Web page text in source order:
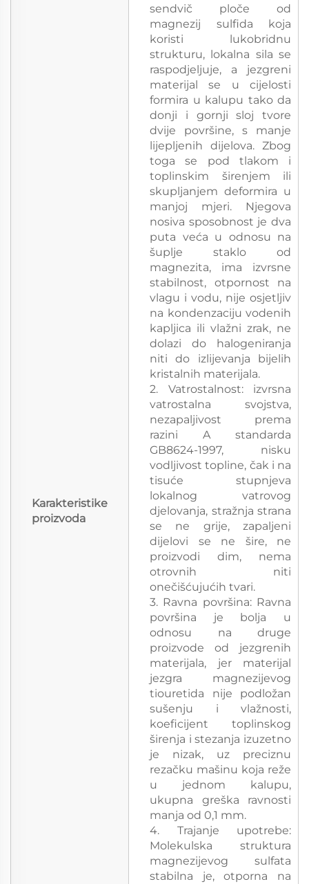
Karakteristike
proizvoda
sendvič ploče od
magnezij sulfida koja
koristi lukobridnu
strukturu, lokalna sila se
raspodjeljuje, a jezgreni
materijal se u cijelosti
formira u kalupu tako da
donji i gornji sloj tvore
dvije površine, s manje
lijepljenih dijelova. Zbog
toga se pod tlakom i
toplinskim širenjem ili
skupljanjem deformira u
manjoj mjeri. Njegova
nosiva sposobnost je dva
puta veća u odnosu na
šuplje staklo od
magnezita, ima izvrsne
stabilnost, otpornost na
vlagu i vodu, nije osjetljiv
na kondenzaciju vodenih
kapljica ili vlažni zrak, ne
dolazi do halogeniranja
niti do izlijevanja bijelih
kristalnih materijala.
2. Vatrostalnost: izvrsna
vatrostalna svojstva,
nezapaljivost prema
razini A standarda
GB8624-1997, nisku
vodljivost topline, čak i na
tisuće stupnjeva
lokalnog vatrovog
djelovanja, stražnja strana
se ne grije, zapaljeni
dijelovi se ne šire, ne
proizvodi dim, nema
otrovnih niti
onečišćujućih tvari.
3. Ravna površina: Ravna
površina je bolja u
odnosu na druge
proizvode od jezgrenih
materijala, jer materijal
jezgra magnezijevog
tiouretida nije podložan
sušenju i vlažnosti,
koeficijent toplinskog
širenja i stezanja izuzetno
je nizak, uz preciznu
rezačku mašinu koja reže
u jednom kalupu,
ukupna greška ravnosti
manja od 0,1 mm.
4. Trajanje upotrebe:
Molekulska struktura
magnezijevog sulfata
stabilna je, otporna na